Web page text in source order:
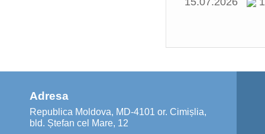
Adresa
Republica Moldova, MD-4101 or. Cimișlia,
bld. Ștefan cel Mare, 12